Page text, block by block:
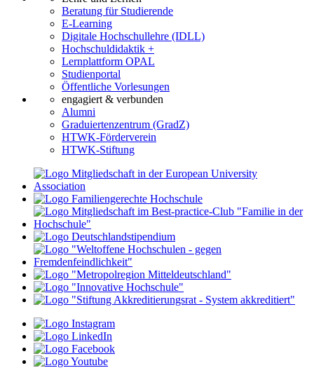
Beratung für Studierende
E-Learning
Digitale Hochschullehre (IDLL)
Hochschuldidaktik +
Lernplattform OPAL
Studienportal
Öffentliche Vorlesungen
engagiert & verbunden
Alumni
Graduiertenzentrum (GradZ)
HTWK-Förderverein
HTWK-Stiftung